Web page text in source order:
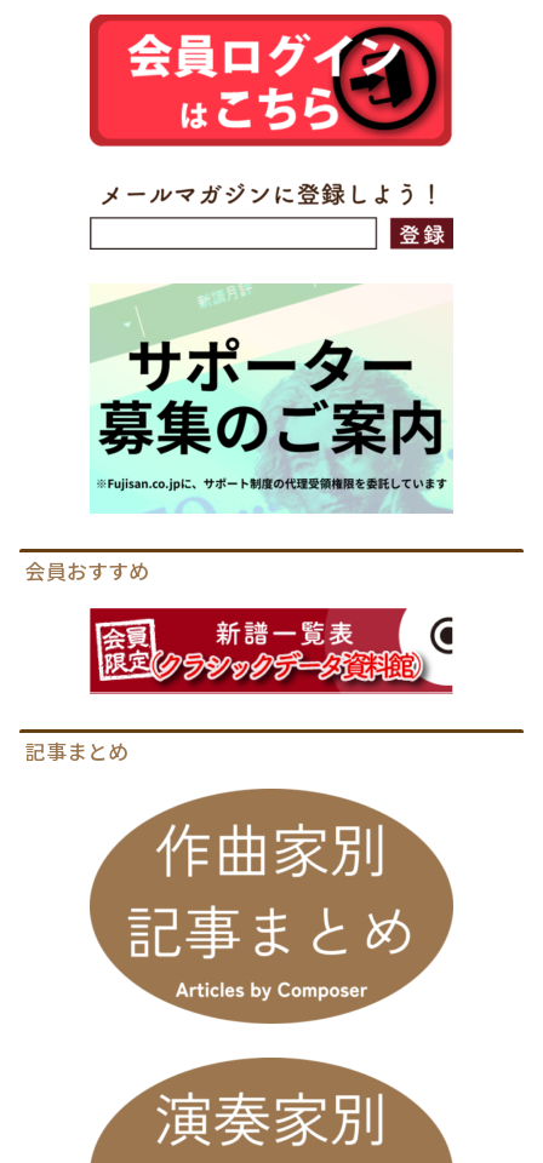
会員おすすめ
記事まとめ